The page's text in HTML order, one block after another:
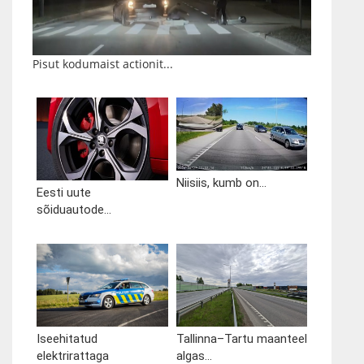
Pisut kodumaist actionit...
Eesti uute
sõiduautode...
Niisiis, kumb on...
Iseehitatud
elektrirattaga
Tallinna–Tartu maanteel
algas...